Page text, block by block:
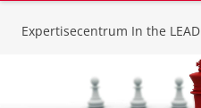
Expertisecentrum In the LEAD